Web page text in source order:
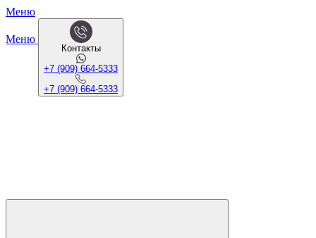
Меню
Меню
Контакты
+7 (909) 664-5333
+7 (909) 664-5333